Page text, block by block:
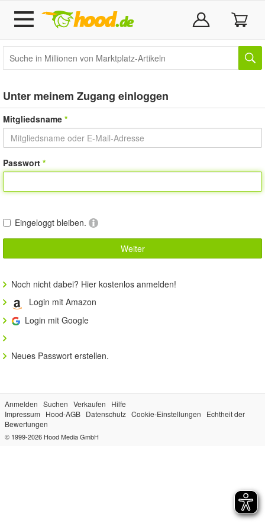
Unter meinem Zugang einloggen
Mitgliedsname
Passwort
Eingeloggt bleiben.
Weiter
Noch nicht dabei? Hier kostenlos anmelden!
Login mit Amazon
Login mit Google
Neues Passwort erstellen.
Anmelden Suchen Verkaufen
Hilfe
Impressum
Hood-AGB Datenschutz Cookie-Einstellungen
Echtheit der
Bewertungen
© 1999-2026 Hood Media GmbH